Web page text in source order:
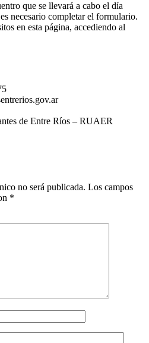
que se llevará a cabo el día
necesario completar el formulario.
en esta página, accediendo al
de Entre Ríos – RUAER
no será publicada. Los campos
*